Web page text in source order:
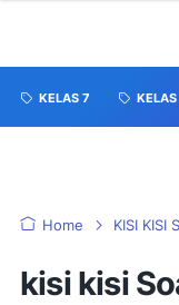
KELAS 7
Home KISI KISI
kisi kisi